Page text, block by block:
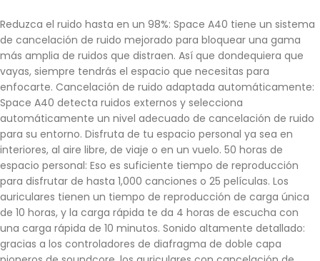
Reduzca el ruido hasta en un 98%: Space A40 tiene un sistema
de cancelación de ruido mejorado para bloquear una gama
más amplia de ruidos que distraen. Así que dondequiera que
vayas, siempre tendrás el espacio que necesitas para
enfocarte. Cancelación de ruido adaptada automáticamente:
Space A40 detecta ruidos externos y selecciona
automáticamente un nivel adecuado de cancelación de ruido
para su entorno. Disfruta de tu espacio personal ya sea en
interiores, al aire libre, de viaje o en un vuelo. 50 horas de
espacio personal: Eso es suficiente tiempo de reproducción
para disfrutar de hasta 1,000 canciones o 25 películas. Los
auriculares tienen un tiempo de reproducción de carga única
de 10 horas, y la carga rápida te da 4 horas de escucha con
una carga rápida de 10 minutos. Sonido altamente detallado:
gracias a los controladores de diafragma de doble capa